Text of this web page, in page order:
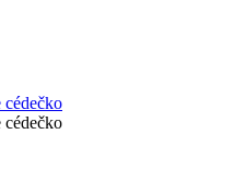
cédečko
cédečko